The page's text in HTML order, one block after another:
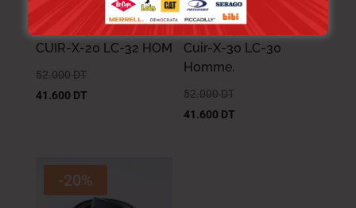
Lee Cooper Ceinture
CUIR-X-20 LC-32 HOM
52.000 DT
41.600 DT
Lee Cooper Ceinture
Cuir-X-30 LC-30
Homme.
52.000 DT
41.600 DT
-20%